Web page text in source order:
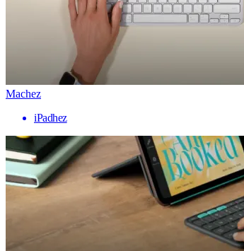
Machez
iPadhez